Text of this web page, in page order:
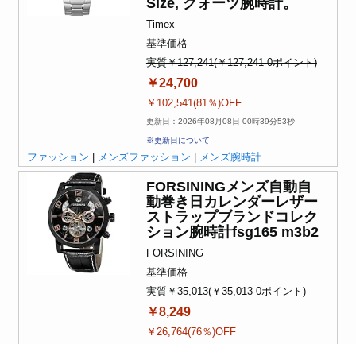
Timex
基準価格
実質￥127,241(￥127,241-0ポイント)
￥24,700
￥102,541(81％)OFF
更新日：2026年08月08日 00時39分53秒
※更新日について
ファッション メンズファッション メンズ腕時計
FORSININGメンズ自動自
動巻き日カレンダーレザー
ストラップブランドコレク
ション腕時計fsg165 m3b2
FORSINING
基準価格
実質￥35,013(￥35,013-0ポイント)
￥8,249
￥26,764(76％)OFF